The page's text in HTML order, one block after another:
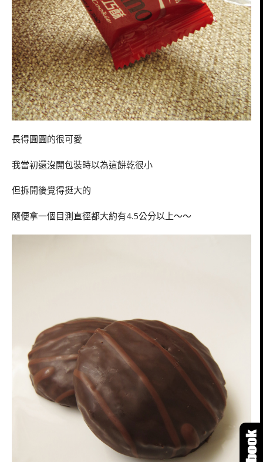
長得圓圓的很可愛
我當初還沒開包裝時以為這餅乾很小
但拆開後覺得挺大的
隨便拿一個目測直徑都大約有4.5公分以上～～